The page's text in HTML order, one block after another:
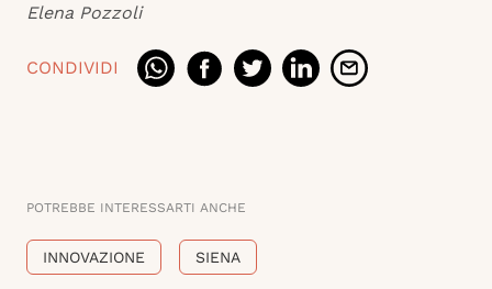
Elena Pozzoli
CONDIVIDI
POTREBBE INTERESSARTI ANCHE
INNOVAZIONE SIENA